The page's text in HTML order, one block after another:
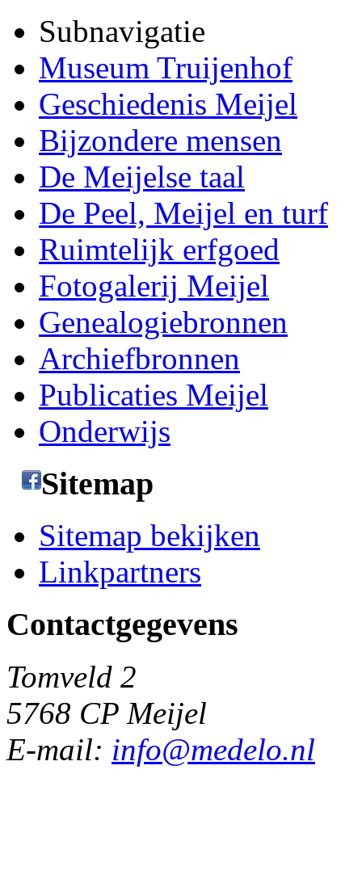
Subnavigatie
Museum Truijenhof
Geschiedenis Meijel
Bijzondere mensen
De Meijelse taal
De Peel, Meijel en turf
Ruimtelijk erfgoed
Fotogalerij Meijel
Genealogiebronnen
Archiefbronnen
Publicaties Meijel
Onderwijs
Sitemap
Sitemap bekijken
Linkpartners
Contactgegevens
Tomveld 2
5768 CP Meijel
E-mail: info@medelo.nl